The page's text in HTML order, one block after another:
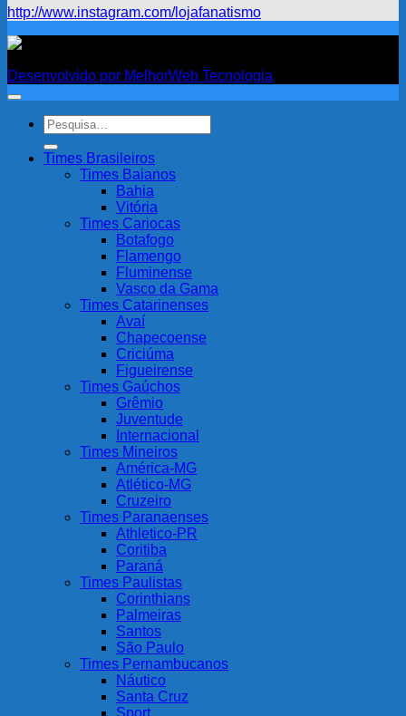
http://www.instagram.com/lojafanatismo
Desenvolvido por MelhorWeb Tecnologia
Pesquisar
por:
Times Brasileiros
Times Baianos
Bahia
Vitória
Times Cariocas
Botafogo
Flamengo
Fluminense
Vasco da Gama
Times Catarinenses
Avaí
Chapecoense
Criciúma
Figueirense
Times Gaúchos
Grêmio
Juventude
Internacional
Times Mineiros
América-MG
Atlético-MG
Cruzeiro
Times Paranaenses
Athletico-PR
Coritiba
Paraná
Times Paulistas
Corinthians
Palmeiras
Santos
São Paulo
Times Pernambucanos
Náutico
Santa Cruz